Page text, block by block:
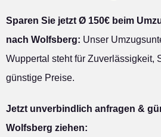
Sparen Sie jetzt Ø 150€ beim
nach Wolfsberg: Unser
Wuppertal steht für Zuverlässigkeit,
günstige Preise.
Jetzt unverbindlich anfragen &
Wolfsberg ziehen: